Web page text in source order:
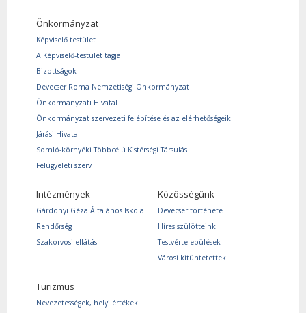
Önkormányzat
Képviselő testület
A Képviselő-testület tagjai
Bizottságok
Devecser Roma Nemzetiségi Önkormányzat
Önkormányzati Hivatal
Önkormányzat szervezeti felépítése és az elérhetőségeik
Járási Hivatal
Somló-környéki Többcélú Kistérségi Társulás
Felügyeleti szerv
Intézmények
Gárdonyi Géza Általános Iskola
Rendőrség
Szakorvosi ellátás
Közösségünk
Devecser története
Híres szülötteink
Testvértelepülések
Városi kitüntetettek
Turizmus
Nevezetességek, helyi értékek